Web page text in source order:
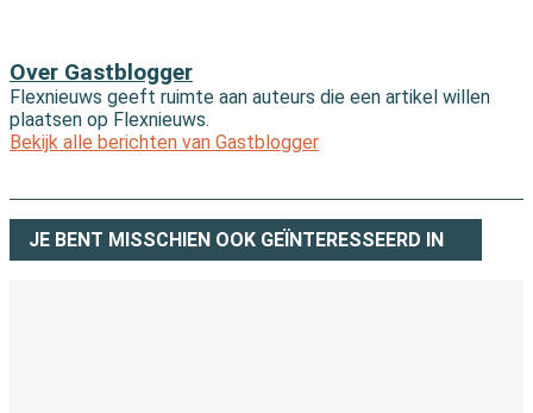
Over Gastblogger
Flexnieuws geeft ruimte aan auteurs die een artikel willen
plaatsen op Flexnieuws.
Bekijk alle berichten van Gastblogger
JE BENT MISSCHIEN OOK GEÏNTERESSEERD IN